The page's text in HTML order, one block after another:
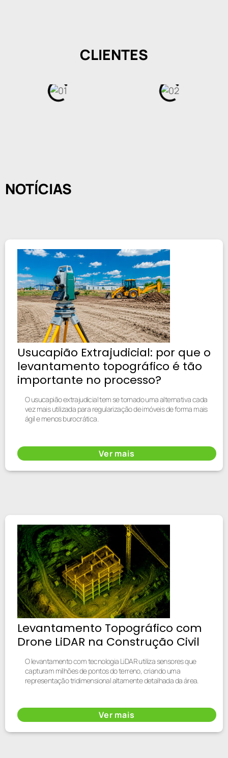
CLIENTES
NOTÍCIAS
Usucapião Extrajudicial: por que o
levantamento topográfico é tão
importante no processo?
O usucapião extrajudicial tem se tornado uma alternativa cada
vez mais utilizada para regularização de imóveis de forma mais
ágil e menos burocrática.
Ver mais
Levantamento Topográfico com
Drone LiDAR na Construção Civil
O levantamento com tecnologia LiDAR utiliza sensores que
capturam milhões de pontos do terreno, criando uma
representação tridimensional altamente detalhada da área.
Ver mais